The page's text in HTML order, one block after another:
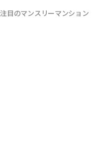
目のマンスリーマンション